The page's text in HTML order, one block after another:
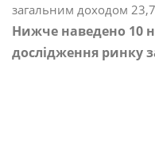
загальним доходом
Нижче наведено 10
дослідження ринку